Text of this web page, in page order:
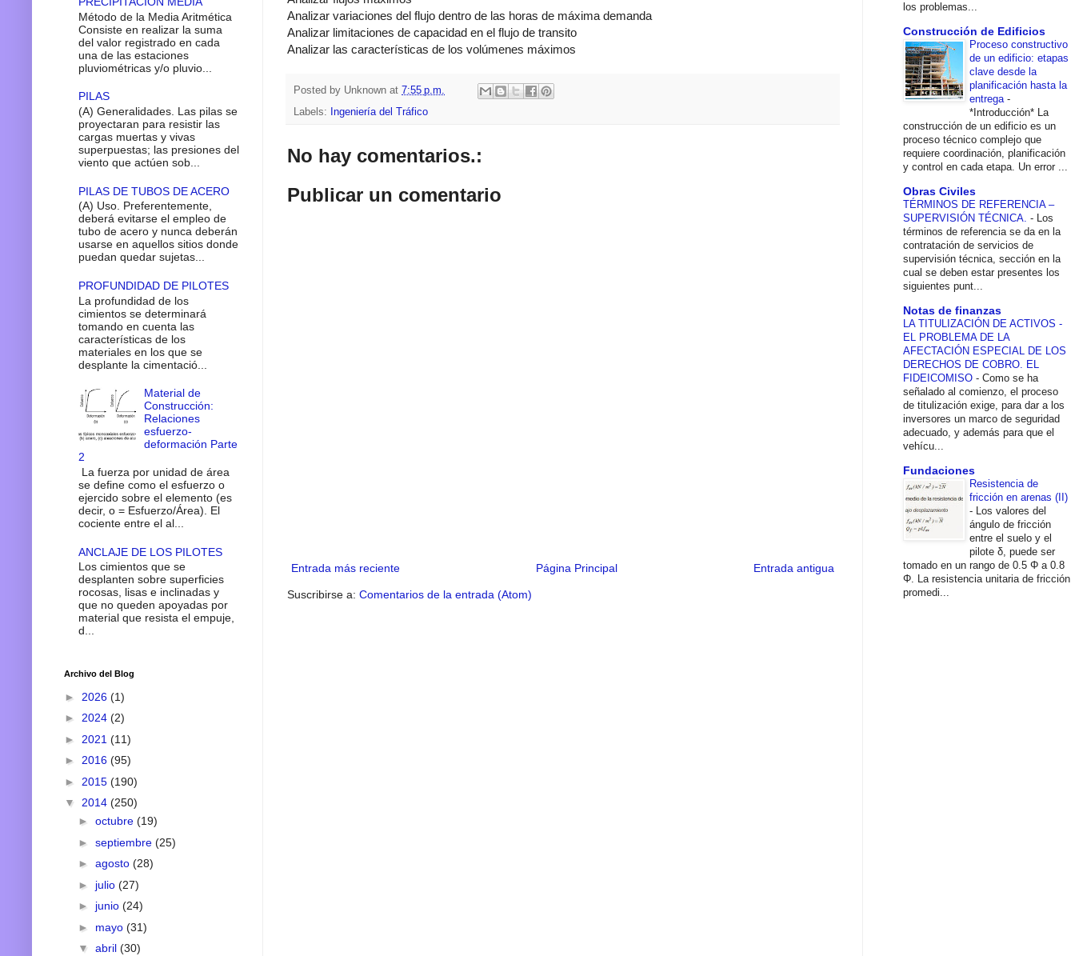
Analizar variaciones del flujo dentro de las horas de máxima demanda
Analizar limitaciones de capacidad en el flujo de transito
Analizar las características de los volúmenes máximos
Posted by Unknown at 7:55 p.m.
Labels:
Ingeniería del Tráfico
No hay comentarios.:
Publicar un comentario
Entrada más reciente Entrada antigua
Página Principal
Suscribirse a: Comentarios de la entrada (Atom)
Método de la Media Aritmética
Consiste en realizar la suma
del valor registrado en cada
una de las estaciones
pluviométricas y/o pluvio...
PILAS
(A) Generalidades. Las pilas se
proyectaran para resistir las
cargas muertas y vivas
superpuestas; las presiones del
viento que actúen sob...
PILAS DE TUBOS DE ACERO
(A) Uso. Preferentemente,
deberá evitarse el empleo de
tubo de acero y nunca deberán
usarse en aquellos sitios donde
puedan quedar sujetas...
PROFUNDIDAD DE PILOTES
La profundidad de los
cimientos se determinará
tomando en cuenta las
características de los
materiales en los que se
desplante la cimentació...
Material de
Construcción:
Relaciones
esfuerzo-
deformación Parte
2
La fuerza por unidad de área
se define como el esfuerzo o
ejercido sobre el elemento (es
decir, o = Esfuerzo/Área). El
cociente entre el al...
ANCLAJE DE LOS PILOTES
Los cimientos que se
desplanten sobre superficies
rocosas, lisas e inclinadas y
que no queden apoyadas por
material que resista el empuje,
d...
Archivo del Blog
► 2026 (1)
► 2024 (2)
► 2021 (11)
► 2016 (95)
► 2015 (190)
▼ 2014 (250)
► octubre (19)
► septiembre (25)
► agosto (28)
► julio (27)
► junio (24)
► mayo (31)
▼ abril (30)
los problemas...
Construcción de Edificios
Proceso constructivo
de un edificio: etapas
clave desde la
planificación hasta la
entrega -
*Introducción* La
construcción de un edificio es un
proceso técnico complejo que
requiere coordinación, planificación
y control en cada etapa. Un error ...
Obras Civiles
TÉRMINOS DE REFERENCIA –
SUPERVISIÓN TÉCNICA. -
Los
términos de referencia se da en la
contratación de servicios de
supervisión técnica, sección en la
cual se deben estar presentes los
siguientes punt...
Notas de finanzas
LA TITULIZACIÓN DE ACTIVOS -
EL PROBLEMA DE LA
AFECTACIÓN ESPECIAL DE LOS
DERECHOS DE COBRO. EL
FIDEICOMISO - Como se ha
señalado al comienzo, el proceso
de titulización exige, para dar a los
inversores un marco de seguridad
adecuado, y además para que el
vehícu...
Fundaciones
Resistencia de
fricción en arenas (II)
-
Los valores del
ángulo de fricción
entre el suelo y el
pilote δ, puede ser
tomado en un rango de 0.5 Φ a 0.8
Φ. La resistencia unitaria de fricción
promedi...